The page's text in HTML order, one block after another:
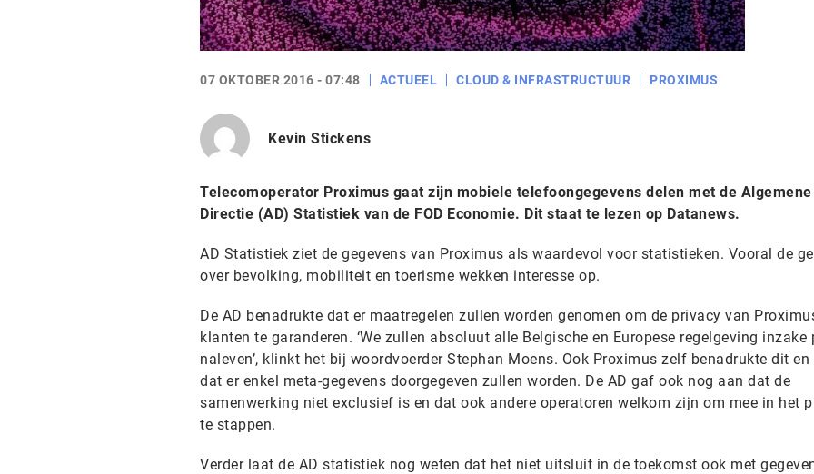
07 OKTOBER 2016 - 07:48 ACTUEEL CLOUD & INFRASTRUCTUUR PROXIMUS
Kevin Stickens
Telecomoperator Proximus gaat zijn mobiele telefoongegevens delen met de Algemene
Directie (AD) Statistiek van de FOD Economie. Dit staat te lezen op Datanews.
AD Statistiek ziet de gegevens van Proximus als waardevol voor statistieken. Vooral de
over bevolking, mobiliteit en toerisme wekken interesse op.
De AD benadrukte dat er maatregelen zullen worden genomen om de privacy van
klanten te garanderen. ‘We zullen absoluut alle Belgische en Europese regelgeving inzake
naleven’, klinkt het bij woordvoerder Stephan Moens. Ook Proximus zelf benadrukte dit
dat er enkel meta-gegevens doorgegeven zullen worden. De AD gaf ook nog aan dat de
samenwerking niet exclusief is en dat ook andere operatoren welkom zijn om mee in het
te stappen.
Verder laat de AD statistiek nog weten dat het niet uitsluit in de toekomst ook met